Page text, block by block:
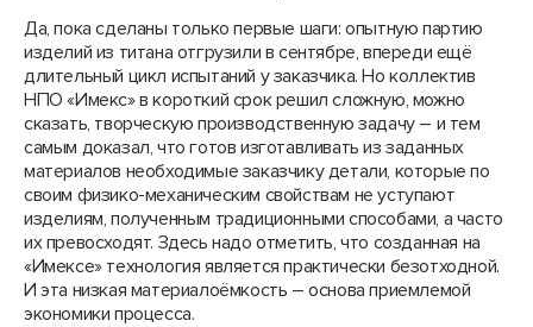
Да, пока сделаны только первые шаги: опытную партию
изделий из титана отгрузили в сентябре, впереди ещё
длительный цикл испытаний у заказчика. Но коллектив
НПО «Имекс» в короткий срок решил сложную, можно
сказать, творческую производственную задачу – и тем
самым доказал, что готов изготавливать из заданных
материалов необходимые заказчику детали, которые по
своим физико-механическим свойствам не уступают
изделиям, полученным традиционными способами, а часто
их превосходят. Здесь надо отметить, что созданная на
«Имексе» технология является практически безотходной.
И эта низкая материалоёмкость – основа приемлемой
экономики процесса.